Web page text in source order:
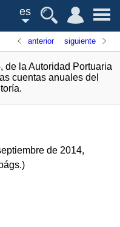
es
anterior siguiente
de la Autoridad Portuaria
cuentas anuales del
de 2014,
)